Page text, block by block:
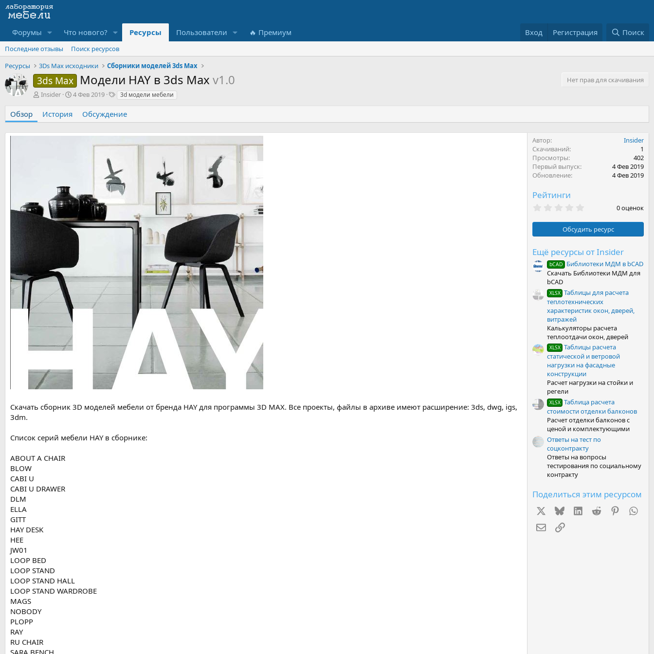
Форумы Что нового? Ресурсы Пользователи 🔥 Премиум Вход Регистрация Поиск
Последние отзывы
Поиск ресурсов
Ресурсы
3Ds Max исходники Сборники моделей 3ds Max
3ds Max Модели HAY в 3ds Maxv1.0
Нет прав для скачивания
А
т
о
Insider
Д
а
о
4 Фев 2019
Т
г
и
3d модели мебели
Обзор История Обсуждение
Скачать сборник 3D моделей мебели от бренда HAY для программы 3D MAX. Все проекты, файлы в архиве имеют расширение: 3ds, dwg, igs,
3dm.
Список серий мебели HAY в сборнике:
ABOUT A CHAIR
BLOW
CABI U
CABI U DRAWER
DLM
ELLA
GITT
HAY DESK
HEE
JW01
LOOP BED
LOOP STAND
LOOP STAND HALL
LOOP STAND WARDROBE
MAGS
NOBODY
PLOPP
RAY
RU CHAIR
Автор
Insider
Скачиваний
1
Просмотры
402
Первый выпуск
4 Фев 2019
Обновление
4 Фев 2019
Рейтинги
0
0
з
ё
з
д
0 оценок
Обсудить ресурс
Ещё ресурсы от Insider
bCAD
Библиотеки МДМ в bCAD
Скачать Библиотеки МДМ для
bCAD
XLSX Таблицы для расчета
теплотехнических
характеристик окон, дверей,
витражей
Калькуляторы расчета
теплоотдачи окон, дверей
XLSX Таблицы расчета
статической и ветровой
нагрузки на фасадные
конструкции
Расчет нагрузки на стойки и
регели
XLSX Таблица расчета
стоимости отделки балконов
Расчет отделки балконов с
ценой и комплектующими
Ответы на тест по
соцконтракту
Ответы на вопросы
тестирования по социальному
контракту
Поделиться этим ресурсом
BlueskyLinkedInReddit Pinterest
Электронная почта
Ссылка